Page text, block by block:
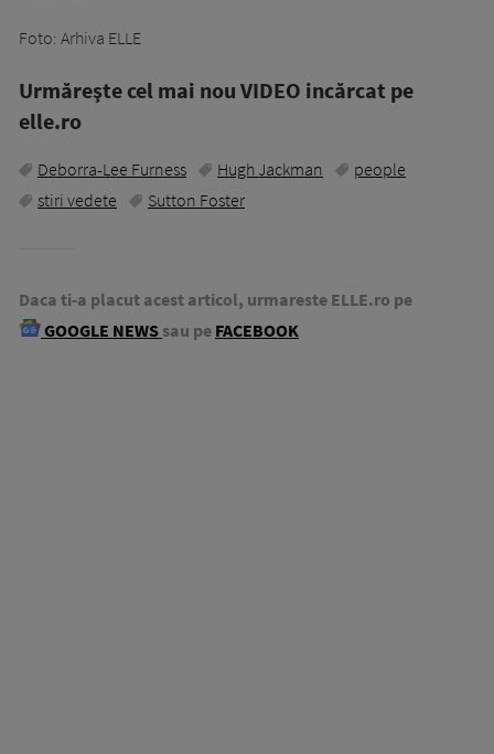
Foto: Arhiva ELLE
Urmăreşte cel mai nou VIDEO incărcat pe
elle.ro
Deborra-Lee Furness Hugh Jackman
people
stiri vedete
Sutton Foster
Daca ti-a placut acest articol, urmareste ELLE.ro pe
GOOGLE NEWS sau pe FACEBOOK